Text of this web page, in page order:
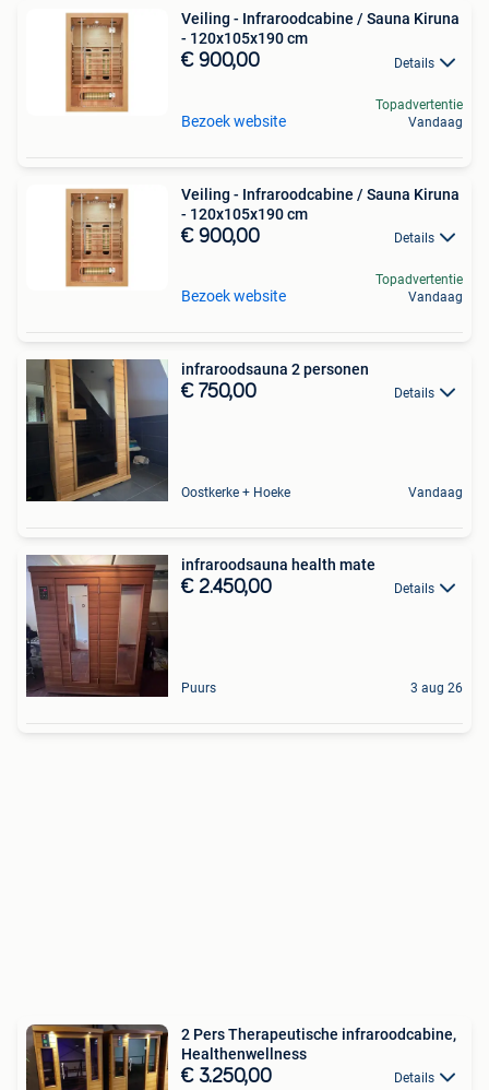
Veiling - Infraroodcabine / Sauna Kiruna
- 120x105x190 cm
€ 900,00 Details
Bezoek website
Topadvertentie
Vandaag
Veiling - Infraroodcabine / Sauna Kiruna
- 120x105x190 cm
€ 900,00 Details
Bezoek website
Topadvertentie
Vandaag
infraroodsauna 2 personen
€ 750,00 Details
Oostkerke + Hoeke Vandaag
infraroodsauna health mate
€ 2.450,00 Details
Puurs 3 aug 26
2 Pers Therapeutische infraroodcabine,
Healthenwellness
€ 3.250,00 Details